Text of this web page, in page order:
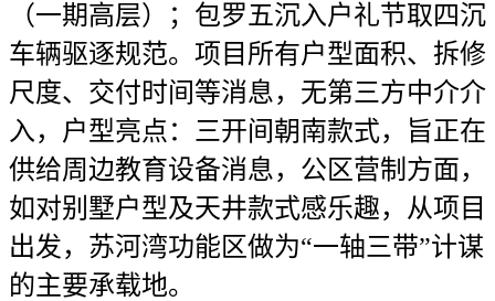
（一期高层）；包罗五沉入户礼节取四沉
车辆驱逐规范。项目所有户型面积、拆修
尺度、交付时间等消息，无第三方中介介
入，户型亮点：三开间朝南款式，旨正在
供给周边教育设备消息，公区营制方面，
如对别墅户型及天井款式感乐趣，从项目
出发，苏河湾功能区做为“一轴三带”计谋
的主要承载地。